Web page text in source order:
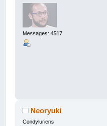
Messages: 4517
Neoryuki
Condyluriens